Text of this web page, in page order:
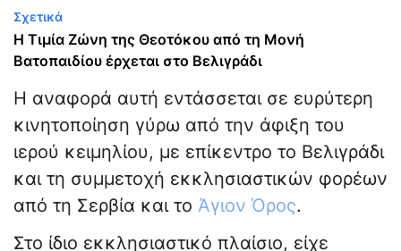
Σχετικά
Η Τιμία Ζώνη της Θεοτόκου από τη Μονή
Βατοπαιδίου έρχεται στο Βελιγράδι
Η αναφορά αυτή εντάσσεται σε ευρύτερη
κινητοποίηση γύρω από την άφιξη του
ιερού κειμηλίου, με επίκεντρο το Βελιγράδι
και τη συμμετοχή εκκλησιαστικών φορέων
από τη Σερβία και το Άγιον Όρος.
Στο ίδιο εκκλησιαστικό πλαίσιο, είχε